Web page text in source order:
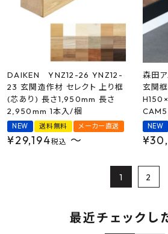
DAIKEN YNZ12-26 YNZ12-
23 玄関造作材 セレクト 上り框
(芯あり) 長さ1,950mm 長さ
2,950mm 1本入/梱
NEW 送料無料 メーカー直送
¥29,194税込 〜
森田
玄関
NEW
¥
1 2
最近チェックし